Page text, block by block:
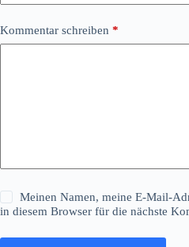
Kommentar schreiben *
Meinen Namen, meine E-Mail-
in diesem Browser für die nächste